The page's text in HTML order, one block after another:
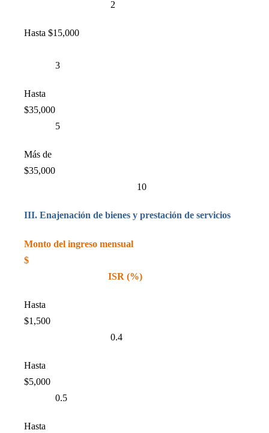
2
Hasta $15,000
3
Hasta
$35,000
5
Más de
$35,000
10
III. Enajenación de bienes y prestación de servicios
Monto del ingreso mensual
$
ISR (%)
Hasta
$1,500
0.4
Hasta
$5,000
0.5
Hasta